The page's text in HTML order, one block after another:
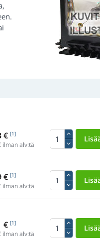
€ [1]
ilman alv:tä
€ [1]
ilman alv:tä
€ [1]
ilman alv:tä